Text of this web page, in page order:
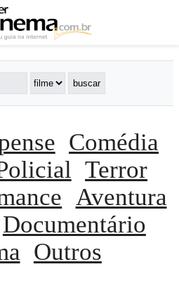
Comédia
Terror
Aventura
Documentário
Outros